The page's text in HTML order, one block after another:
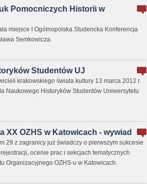
Pomocniczych Historii w
miejsce I Ogólnopolska Studencka Konferencja
Semkowicza.
Studentów UJ
krakowskiego świata kultury 13 marca 2012 r.
Naukowego Historyków Studentów Uniwersytetu
XX OZHS w Katowicach - wywiad
29 z zagranicy już świadczy o pierwszym sukcesie
ocenie prac i sekcjach tematycznych
Organizacyjnego OZHS-u w Katowicach.